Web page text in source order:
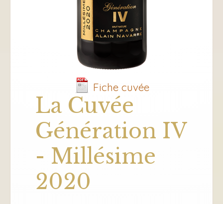
Fiche cuvée
La Cuvée
Génération IV
- Millésime
2020